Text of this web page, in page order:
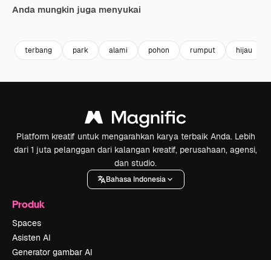
Anda mungkin juga menyukai
terbang park alami pohon rumput hijau
Platform kreatif untuk mengarahkan karya terbaik Anda. Lebih
dari 1 juta pelanggan dari kalangan kreatif, perusahaan, agensi,
dan studio.
Bahasa Indonesia
Produk
Spaces
Asisten AI
Generator gambar AI